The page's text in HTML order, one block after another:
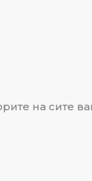
на сите